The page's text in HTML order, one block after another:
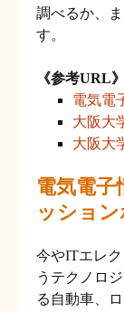
調べるか、
す。
《参考URL》
電気電
大阪大
大阪大
電気電子
ッショ
今やITエレ
うテクノロ
る自動車、